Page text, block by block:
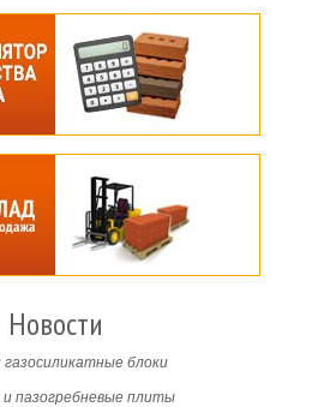
Новости
газосиликатные блоки
пазогребневые плиты